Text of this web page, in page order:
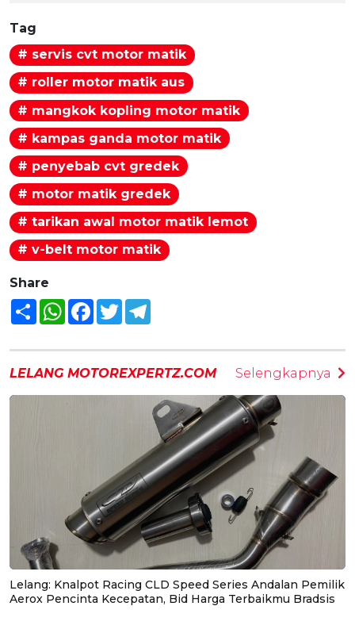
Tag
# servis cvt motor matik
# roller motor matik aus
# mangkok kopling motor matik
# kampas ganda motor matik
# penyebab cvt gredek
# motor matik gredek
# tarikan awal motor matik lemot
# v-belt motor matik
Share
Share WhatsAppFacebook
Twitter
LELANG MOTOREXPERTZ.COM Selengkapnya
Lelang: Knalpot Racing CLD Speed Series Andalan Pemilik
Aerox Pencinta Kecepatan, Bid Harga Terbaikmu Bradsis